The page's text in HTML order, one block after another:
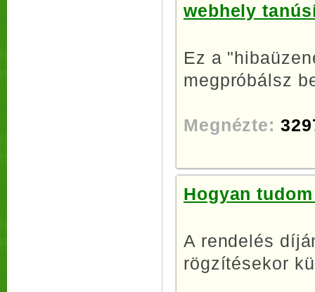
webhely
Ez a
megpróbálsz
Megnézte:
Hogyan
A rendelés
rögzítésekor